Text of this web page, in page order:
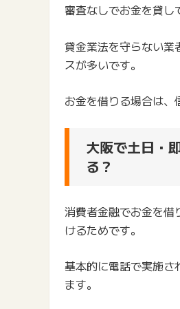
審査なしでお金を貸し
貸金業法を守らない業
スが多いです。
お金を借りる場合は、
大阪で土日・
る？
消費者金融でお金を
けるためです。
基本的に電話で実施さ
ます。